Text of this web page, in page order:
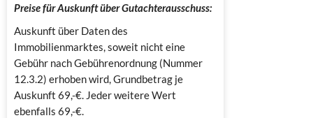
Preise für Auskunft über Gutachterausschuss:
Auskunft über Daten des
Immobilienmarktes, soweit nicht eine
Gebühr nach Gebührenordnung (Nummer
12.3.2) erhoben wird, Grundbetrag je
Auskunft 69,-€. Jeder weitere Wert
ebenfalls 69,-€.